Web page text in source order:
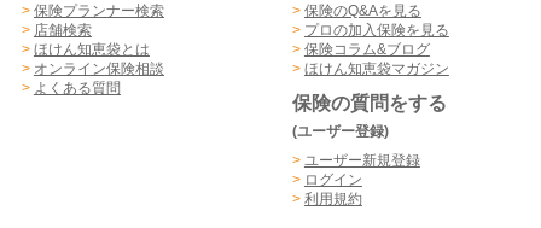
> 保険プランナー検索
> 店舗検索
> ほけん知恵袋とは
> オンライン保険相談
> よくある質問
> 保険のQ&Aを見る
> プロの加入保険を見る
> 保険コラム&ブログ
> ほけん知恵袋マガジン
保険の質問をする
(ユーザー登録)
> ユーザー新規登録
> ログイン
> 利用規約